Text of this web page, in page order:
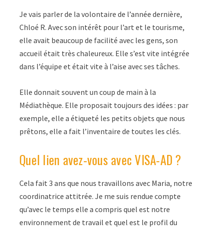
Je vais parler de la volontaire de l’année dernière,
Chloé R. Avec son intérêt pour l’art et le tourisme,
elle avait beaucoup de facilité avec les gens, son
accueil était très chaleureux. Elle s’est vite intégrée
dans l’équipe et était vite à l’aise avec ses tâches.
Elle donnait souvent un coup de main à la
Médiathèque. Elle proposait toujours des idées : par
exemple, elle a étiqueté les petits objets que nous
prêtons, elle a fait l’inventaire de toutes les clés.
Quel lien avez-vous avec VISA-AD ?
Cela fait 3 ans que nous travaillons avec Maria, notre
coordinatrice attitrée. Je me suis rendue compte
qu’avec le temps elle a compris quel est notre
environnement de travail et quel est le profil du